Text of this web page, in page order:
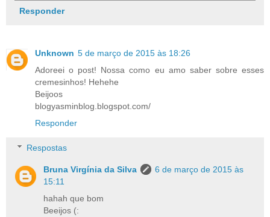
Responder
Unknown 5 de março de 2015 às 18:26
Adoreei o post! Nossa como eu amo saber sobre esses
cremesinhos! Hehehe
Beijoos
blogyasminblog.blogspot.com/
Responder
Respostas
Bruna Virgínia da Silva
6 de março de 2015 às
15:11
hahah que bom
Beeijos (: